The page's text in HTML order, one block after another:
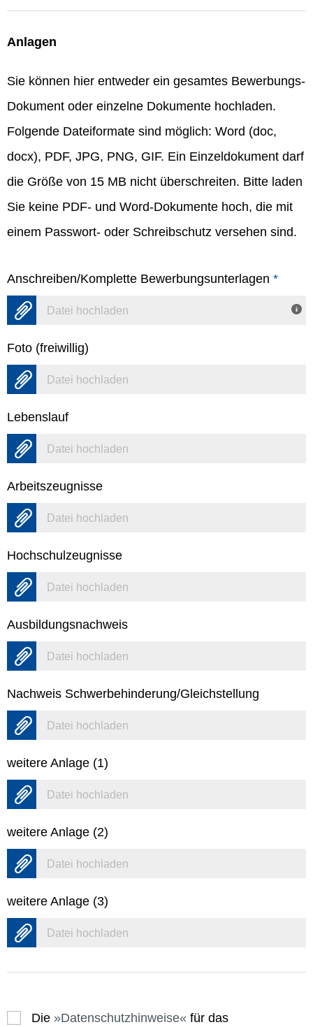
Anlagen
Sie können hier entweder ein gesamtes Bewerbungs-
Dokument oder einzelne Dokumente hochladen.
Folgende Dateiformate sind möglich: Word (doc,
docx), PDF, JPG, PNG, GIF. Ein Einzeldokument darf
die Größe von 15 MB nicht überschreiten. Bitte laden
Sie keine PDF- und Word-Dokumente hoch, die mit
einem Passwort- oder Schreibschutz versehen sind.
Anschreiben/Komplette Bewerbungsunterlagen *
Datei hochladen
Foto (freiwillig)
Datei hochladen
Lebenslauf
Datei hochladen
Arbeitszeugnisse
Datei hochladen
Hochschulzeugnisse
Datei hochladen
Ausbildungsnachweis
Datei hochladen
Nachweis Schwerbehinderung/Gleichstellung
Datei hochladen
weitere Anlage (1)
Datei hochladen
weitere Anlage (2)
Datei hochladen
weitere Anlage (3)
Datei hochladen
Die Datenschutzhinweise
für das